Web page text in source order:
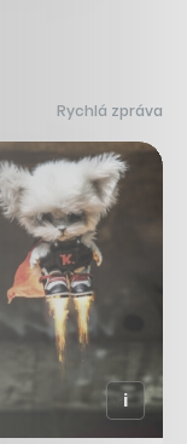
Rychlá zpráva